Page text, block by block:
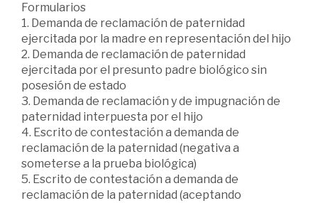
Formularios
1. Demanda de reclamación de paternidad
ejercitada por la madre en representación del hijo
2. Demanda de reclamación de paternidad
ejercitada por el presunto padre biológico sin
posesión de estado
3. Demanda de reclamación y de impugnación de
paternidad interpuesta por el hijo
4. Escrito de contestación a demanda de
reclamación de la paternidad (negativa a
someterse a la prueba biológica)
5. Escrito de contestación a demanda de
reclamación de la paternidad (aceptando